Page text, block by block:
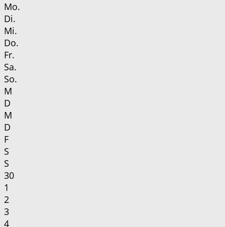
Mo.
Di.
Mi.
Do.
Fr.
Sa.
So.
M
D
M
D
F
S
S
30
1
2
3
4